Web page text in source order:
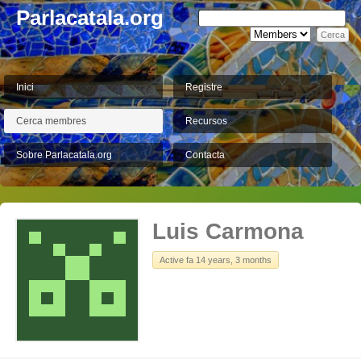
Parlacatala.org
Inici Registre
Cerca membres Recursos
Sobre Parlacatala.org Contacta
Luis Carmona
Active fa 14 years, 3 months